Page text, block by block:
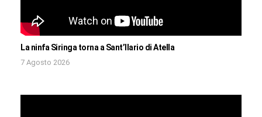
La ninfa Siringa torna a Sant’Ilario di Atella
7 Agosto 2026